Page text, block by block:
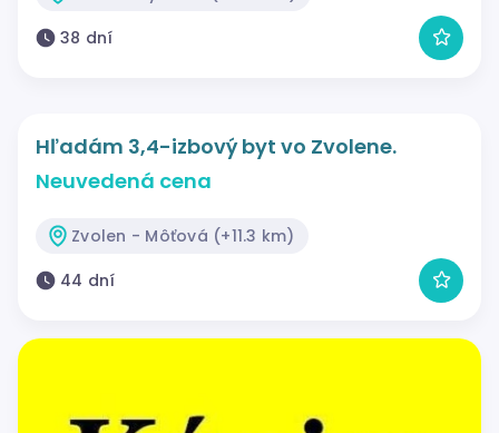
38 dní
Hľadám 3,4-izbový byt vo Zvolene.
Neuvedená cena
Zvolen - Môťová (+11.3 km)
44 dní